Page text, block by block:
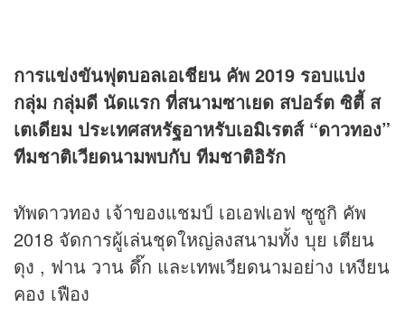
การแข่งขันฟุตบอลเอเชียน คัพ 2019 รอบแบ่ง
กลุ่ม กลุ่มดี นัดแรก ที่สนามซาเยด สปอร์ต ซิตี้ ส
เตเดียม ประเทศสหรัฐอาหรับเอมิเรตส์ “ดาวทอง”
ทีมชาติเวียดนามพบกับ ทีมชาติอิรัก
ทัพดาวทอง เจ้าของแชมป์ เอเอฟเอฟ ซูซูกิ คัพ
2018 จัดการผู้เล่นชุดใหญ่ลงสนามทั้ง บุย เตียน
ดุง , ฟาน วาน ดึ๊ก และเทพเวียดนามอย่าง เหงียน
คอง เฟือง